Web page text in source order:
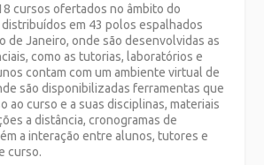
cursos ofertados no âmbito do
em 43 polos espalhados
de Janeiro, onde são desenvolvidas as
como as tutorias, laboratórios e
contam com um ambiente virtual de
são disponibilizadas ferramentas que
ao curso e a suas disciplinas, materiais
a distância, cronogramas de
a interação entre alunos, tutores e
curso.